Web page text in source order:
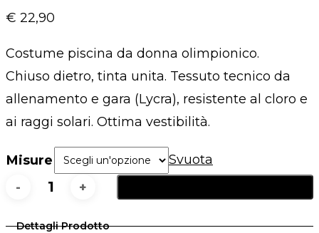
€ 22,90
Costume piscina da donna olimpionico.
Chiuso dietro, tinta unita. Tessuto tecnico da
allenamento e gara (Lycra), resistente al cloro e
ai raggi solari. Ottima vestibilità.
Misure Svuota
Blu
Dettagli Prodotto